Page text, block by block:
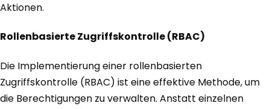
Aktionen.
Rollenbasierte Zugriffskontrolle (RBAC)
Die Implementierung einer rollenbasierten
Zugriffskontrolle (RBAC) ist eine effektive Methode, um
die Berechtigungen zu verwalten. Anstatt einzelnen